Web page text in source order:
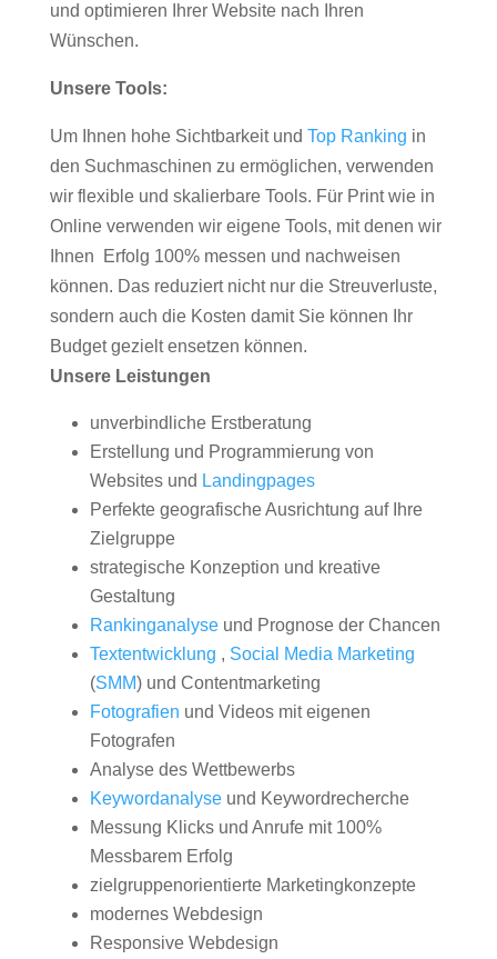
und optimieren Ihrer Website nach Ihren
Wünschen.
Unsere Tools:
Um Ihnen hohe Sichtbarkeit und Top Ranking in
den Suchmaschinen zu ermöglichen, verwenden
wir flexible und skalierbare Tools. Für Print wie in
Online verwenden wir eigene Tools, mit denen wir
Ihnen Erfolg 100% messen und nachweisen
können. Das reduziert nicht nur die Streuverluste,
sondern auch die Kosten damit Sie können Ihr
Budget gezielt ensetzen können.
Unsere Leistungen
unverbindliche Erstberatung
Erstellung und Programmierung von
Websites und Landingpages
Perfekte geografische Ausrichtung auf Ihre
Zielgruppe
strategische Konzeption und kreative
Gestaltung
Rankinganalyseund Prognose der Chancen
Textentwicklung , Social Media Marketing
(SMM) und Contentmarketing
Fotografien und Videos mit eigenen
Fotografen
Analyse des Wettbewerbs
Keywordanalyseund Keywordrecherche
Messung Klicks und Anrufe mit 100%
Messbarem Erfolg
zielgruppenorientierte Marketingkonzepte
modernes Webdesign
Responsive Webdesign